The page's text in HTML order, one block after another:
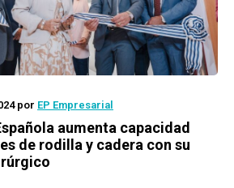
por EP Empresarial
aumenta capacidad
de rodilla y cadera con su